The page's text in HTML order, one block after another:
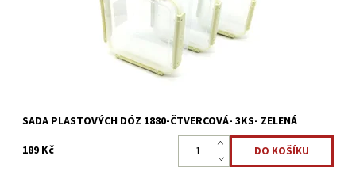
Skladem >5 ks
2393
SADA PLASTOVÝCH DÓZ 1880-ČTVERCOVÁ- 3KS- ZELENÁ
189 Kč